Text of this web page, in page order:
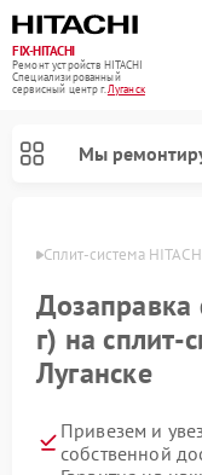
FIX-HITACHI
Ремонт устройств HITACHI
Специализированный
cервисный центр г.Луганск
Мы
Сплит-система
г) на сплит-
Луганске
Привезем и
собственной